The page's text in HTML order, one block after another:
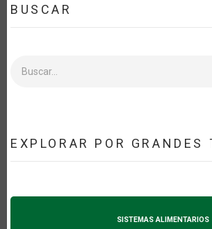
BUSCAR
EXPLORAR POR GRANDES
SISTEMAS ALIMENTARIOS